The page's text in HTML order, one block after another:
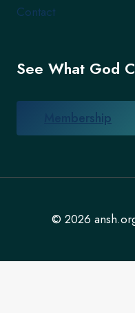
Contact
See What God
Membership
© 2026